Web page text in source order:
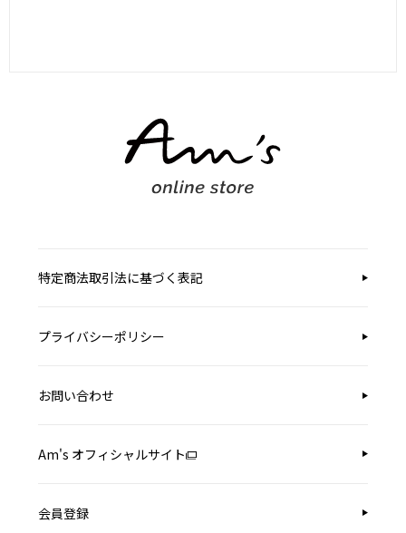
特定商法取引法に基づく表記
プライバシーポリシー
お問い合わせ
Am's オフィシャルサイト
会員登録